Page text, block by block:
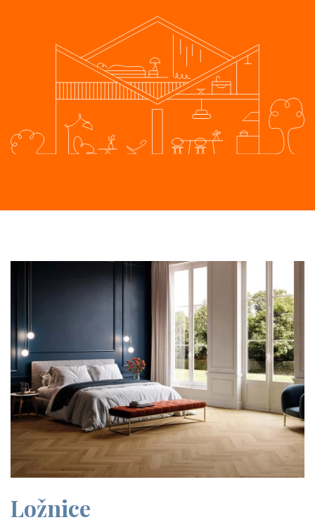
Ložnice